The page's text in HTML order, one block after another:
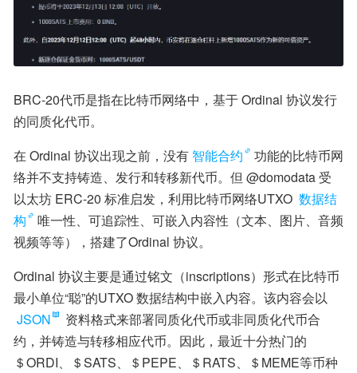
BRC-20代币是指在比特币网络中，基于 Ordinal 协议发行
的同质化代币。
在 Ordinal 协议出现之前，没有 智能合约
功能的比特币网
络并不支持铸造、发行和转移新代币。但 @domodata 受
以太坊 ERC-20 标准启发，利用比特币网络UTXO 数据结
构
唯一性、可追踪性、可嵌入内容性（文本、图片、音频
视频等等），搭建了Ordinal 协议。
Ordinal 协议主要是通过铭文（inscriptions）形式在比特币
最小单位“聪”的UTXO 数据结构中嵌入内容。该内容会以
JSON
资料格式来部署同质化代币或非同质化代币合
约，并铸造与转移相应代币。因此，最近十分热门的
＄ORDI、＄SATS、＄PEPE、＄RATS、＄MEME等币种